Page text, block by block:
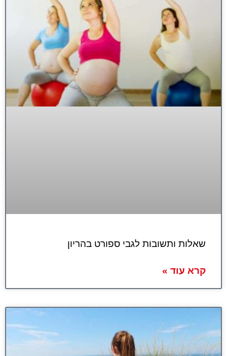
שאלות ותשובות לגבי ספורט בהריון
קרא עוד »